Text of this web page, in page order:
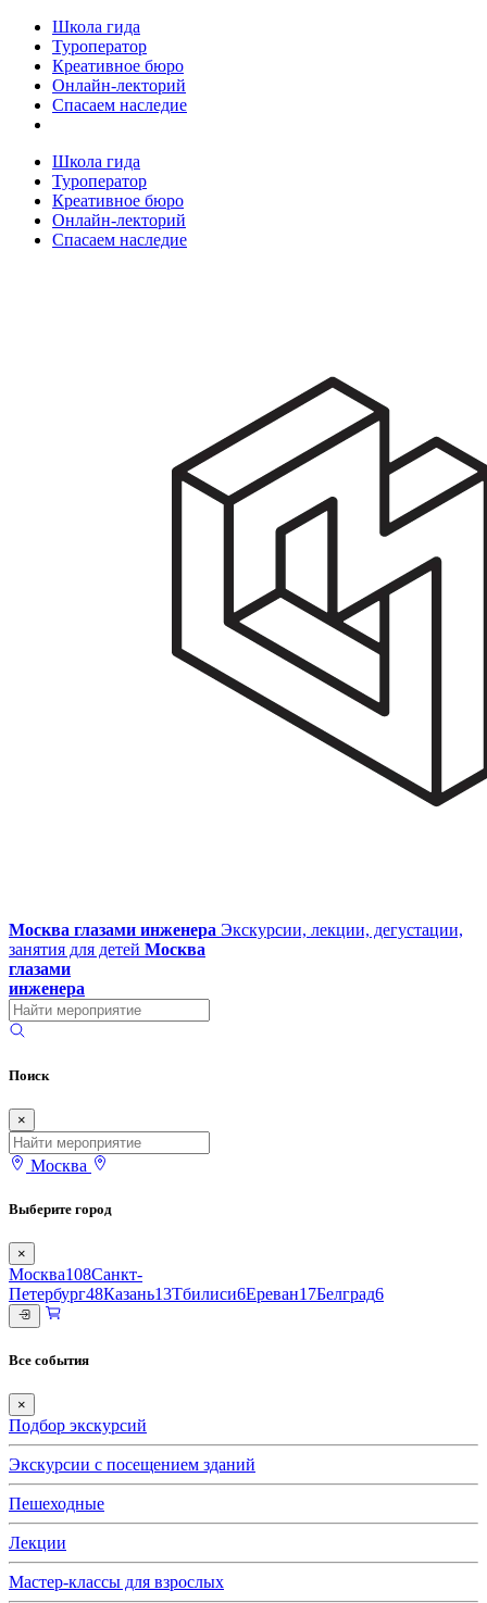
Школа гида
Туроператор
Креативное бюро
Онлайн-лекторий
Спасаем наследие
Школа гида
Туроператор
Креативное бюро
Онлайн-лекторий
Спасаем наследие
Москва глазами инженера Экскурсии, лекции, дегустации,
занятия для детей Москва
глазами
инженера
Поиск
×
Москва
Выберите город
×
Москва108Санкт-
Петербург48Казань13Тбилиси6Ереван17Белград6
Все события
×
Подбор экскурсий
Экскурсии с посещением зданий
Пешеходные
Лекции
Мастер-классы для взрослых